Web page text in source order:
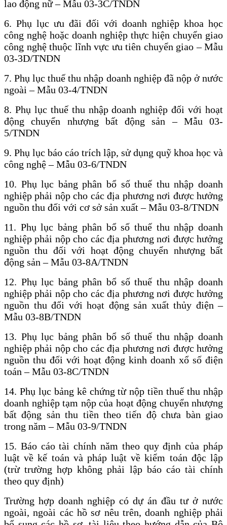
lao động nữ – Mẫu 03-3C/TNDN
6. Phụ lục ưu đãi đối với doanh nghiệp khoa học
công nghệ hoặc doanh nghiệp thực hiện chuyển giao
công nghệ thuộc lĩnh vực ưu tiên chuyển giao – Mẫu
03-3D/TNDN
7. Phụ lục thuế thu nhập doanh nghiệp đã nộp ở nước
ngoài – Mẫu 03-4/TNDN
8. Phụ lục thuế thu nhập doanh nghiệp đối với hoạt
động chuyển nhượng bất động sản – Mẫu 03-
5/TNDN
9. Phụ lục báo cáo trích lập, sử dụng quỹ khoa học và
công nghệ – Mẫu 03-6/TNDN
10. Phụ lục bảng phân bổ số thuế thu nhập doanh
nghiệp phải nộp cho các địa phương nơi được hưởng
nguồn thu đối với cơ sở sản xuất – Mẫu 03-8/TNDN
11. Phụ lục bảng phân bổ số thuế thu nhập doanh
nghiệp phải nộp cho các địa phương nơi được hưởng
nguồn thu đối với hoạt động chuyển nhượng bất
động sản – Mẫu 03-8A/TNDN
12. Phụ lục bảng phân bổ số thuế thu nhập doanh
nghiệp phải nộp cho các địa phương nơi được hưởng
nguồn thu đối với hoạt động sản xuất thủy điện –
Mẫu 03-8B/TNDN
13. Phụ lục bảng phân bổ số thuế thu nhập doanh
nghiệp phải nộp cho các địa phương nơi được hưởng
nguồn thu đối với hoạt động kinh doanh xổ số điện
toán – Mẫu 03-8C/TNDN
14. Phụ lục bảng kê chứng từ nộp tiền thuế thu nhập
doanh nghiệp tạm nộp của hoạt động chuyển nhượng
bất động sản thu tiền theo tiến độ chưa bàn giao
trong năm – Mẫu 03-9/TNDN
15. Báo cáo tài chính năm theo quy định của pháp
luật về kế toán và pháp luật về kiểm toán độc lập
(trừ trường hợp không phải lập báo cáo tài chính
theo quy định)
Trường hợp doanh nghiệp có dự án đầu tư ở nước
ngoài, ngoài các hồ sơ nêu trên, doanh nghiệp phải